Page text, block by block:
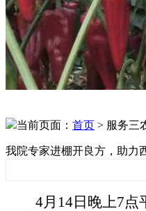
当前页面： 首页 > 服务三
我院专家进棚开良方，助力
4月14日晚上7点